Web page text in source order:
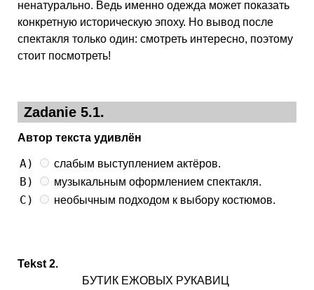
ненатурально. Ведь именно одежда может показать
конкретную историческую эпоху. Но вывод после
спектакля только один: смотреть интересно, поэтому
стоит посмотреть!
Zadanie 5.1.
Автор текста удивлён
A) слабым выступлением актёров.
B) музыкальным оформлением спектакля.
C) необычным подходом к выбору костюмов.
Tekst 2.
БУТИК ЕЖОВЫХ РУКАВИЦ